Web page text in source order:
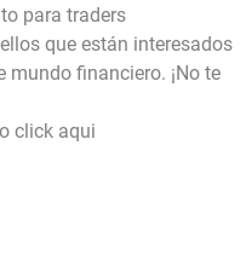
para traders
que están interesados
mundo financiero. ¡No te
click aqui